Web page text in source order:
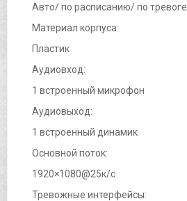
Авто/ по расписанию/ по тревоге
Материал корпуса:
Пластик
Аудиовход:
1 встроенный микрофон
Аудиовыход:
1 встроенный динамик
Основной поток:
1920×1080@25к/с
Тревожные интерфейсы: